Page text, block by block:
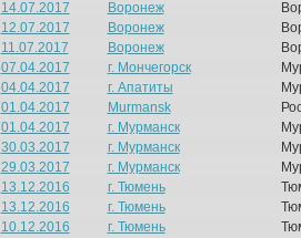
14.07.2017
Воронеж
12.07.2017
Воронеж
11.07.2017
Воронеж
07.04.2017
г. Мончегорск
04.04.2017
г. Апатиты
01.04.2017
Murmansk
01.04.2017
г. Мурманск
30.03.2017
г. Мурманск
29.03.2017
г. Мурманск
13.12.2016
г. Тюмень
13.12.2016
г. Тюмень
10.12.2016
г. Тюмень